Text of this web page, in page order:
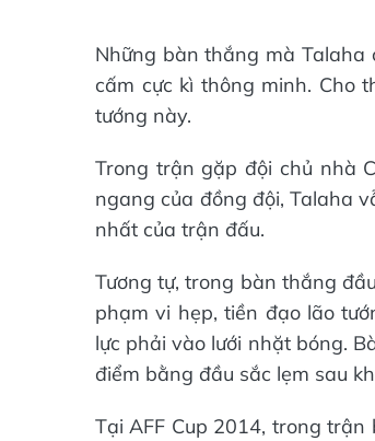
Những bàn thắng mà
cấm cực kì thông minh. Cho
tướng này.
Trong trận gặp đội chủ nhà
ngang của đồng đội, Talaha
nhất của trận đấu.
Tương tự, trong bàn thắng
phạm vi hẹp, tiền đạo lão
lực phải vào lưới nhặt bóng.
điểm bằng đầu sắc lẹm sau
Tại AFF Cup 2014, trong